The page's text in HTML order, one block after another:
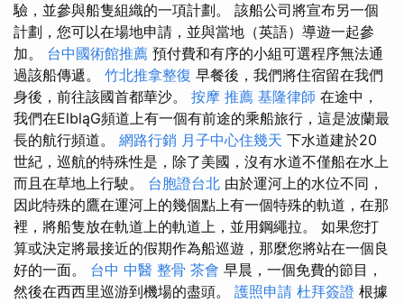
驗，並參與船隻組織的一項計劃。 該船公司將宣布另一個
計劃，您可以在場地申請，並與當地（英語）導遊一起參
加。 台中國術館推薦 預付費和有序的小組可選程序無法通
過該船傳遞。 竹北推拿整復 早餐後，我們將住宿留在我們
身後，前往該國首都華沙。 按摩 推薦 基隆律師 在途中，
我們在ElbląG頻道上有一個有前途的乘船旅行，這是波蘭最
長的航行頻道。 網路行銷 月子中心住幾天 下水道建於20
世紀，巡航的特殊性是，除了美國，沒有水道不僅船在水上
而且在草地上行駛。 台胞證台北 由於運河上的水位不同，
因此特殊的鷹在運河上的幾個點上有一個特殊的軌道，在那
裡，將船隻放在軌道上的軌道上，並用鋼繩拉。 如果您打
算或決定將最接近的假期作為船巡遊，那麼您將站在一個良
好的一面。 台中 中醫 整骨 茶會 早晨，一個免費的節目，
然後在西西里巡游到機場的盡頭。 護照申請 杜拜簽證 根據